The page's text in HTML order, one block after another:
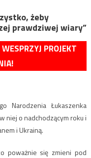
żeby
prawdziwej wiary”
PROJEKT
Narodzenia Łukaszenka
niej o nadchodzącym roku i
i Ukrainą.
poważnie się zmieni pod